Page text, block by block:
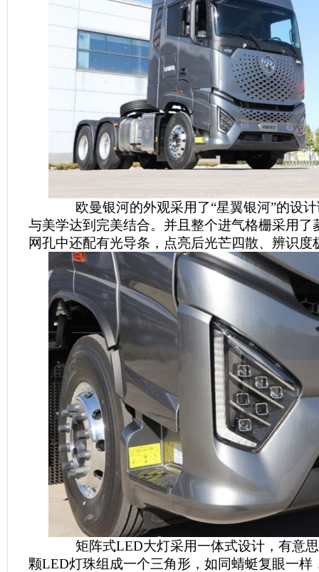
欧曼银河的外观采用了“星翼银河”的设计
与美学达到完美结合。并且整个进气格栅采用了
网孔中还配有光导条，点亮后光芒四散、辨识度
矩阵式LED大灯采用一体式设计，有意思
颗LED灯珠组成一个三角形，如同蜻蜓复眼一样